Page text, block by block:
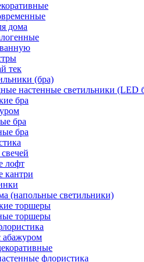
дома
тек
(бра)
настенные светильники (LED
бра
бра
бра
лофт
кантри
(напольные светильники)
торшеры
торшеры
флористика